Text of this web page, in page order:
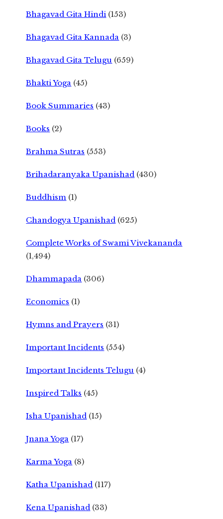
Bhagavad Gita Hindi (153)
Bhagavad Gita Kannada (3)
Bhagavad Gita Telugu (659)
Bhakti Yoga (45)
Book Summaries (43)
Books (2)
Brahma Sutras (553)
Brihadaranyaka Upanishad (430)
Buddhism (1)
Chandogya Upanishad (625)
Complete Works of Swami Vivekananda
(1,494)
Dhammapada (306)
Economics (1)
Hymns and Prayers (31)
Important Incidents (554)
Important Incidents Telugu (4)
Inspired Talks (45)
Isha Upanishad (15)
Jnana Yoga (17)
Karma Yoga (8)
Katha Upanishad (117)
Kena Upanishad (33)